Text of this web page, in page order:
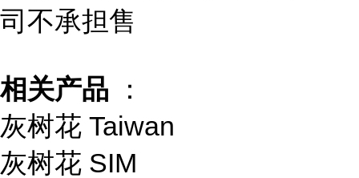
司不承担售
相关产品 ：
灰树花 Taiwan
灰树花 SIM